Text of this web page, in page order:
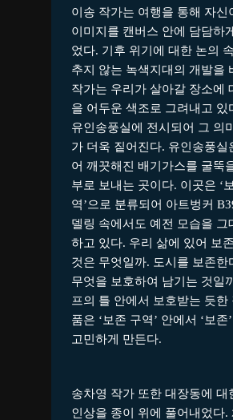
이송 작가는 여행을 통해 자신
이미지를 캔버스 안에 담담하
었다. 기후 위기에 대한 논의
추지 않는 녹색지대의 개발을
작가는 우리가 살아갈 장소에
을 어두운 색조로 그려내고 있
유인송풍실에 전시되어 그 의
가 더욱 짙어진다. 유인송풍실
어 깨끗해진 배기가스를 굴뚝
부로 보내는 곳이다. 이곳은 ‘
역’으로 분류되어 아트벙커
델링 속에서도 예전 모습을 그
하고 있다. 우리 삶에 있어 보
것은 무엇일까. 도시를 보존한
무엇을 보호하여 남기는 것일
프의 틀 안에서 보호받는 듯한
품은 ‘보존 구역’ 안에서 ‘보존
고민하게 만든다.
송차영 작가 또한 대장동에 대
인상을 종이 위에 풀어내었다.